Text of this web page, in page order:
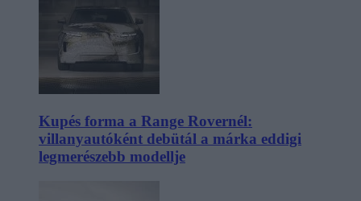
Kupés forma a Range Rovernél:
villanyautóként debütál a márka eddigi
legmerészebb modellje